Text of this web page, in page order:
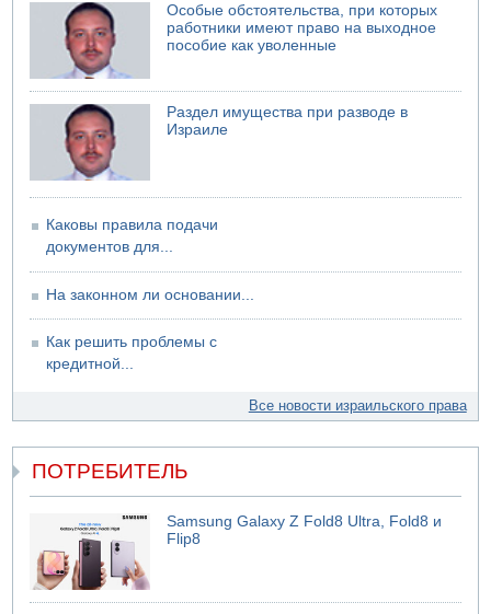
Особые обстоятельства, при которых
работники имеют право на выходное
пособие как уволенные
Раздел имущества при разводе в
Израиле
Каковы правила подачи
документов для...
На законном ли основании...
Как решить проблемы с
кредитной...
Все новости израильского права
ПОТРЕБИТЕЛЬ
Samsung Galaxy Z Fold8 Ultra, Fold8 и
Flip8